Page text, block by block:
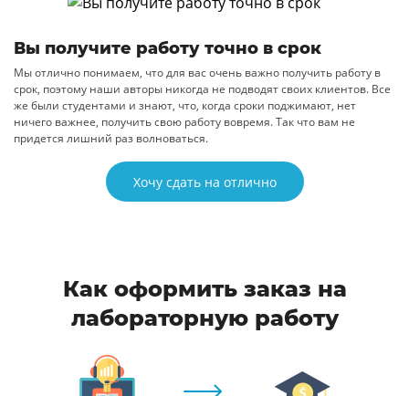
Вы получите работу точно в срок
Мы отлично понимаем, что для вас очень важно получить работу в
срок, поэтому наши авторы никогда не подводят своих клиентов. Все
же были студентами и знают, что, когда сроки поджимают, нет
ничего важнее, получить свою работу вовремя. Так что вам не
придется лишний раз волноваться.
Хочу сдать на отлично
Как оформить заказ на
лабораторную работу